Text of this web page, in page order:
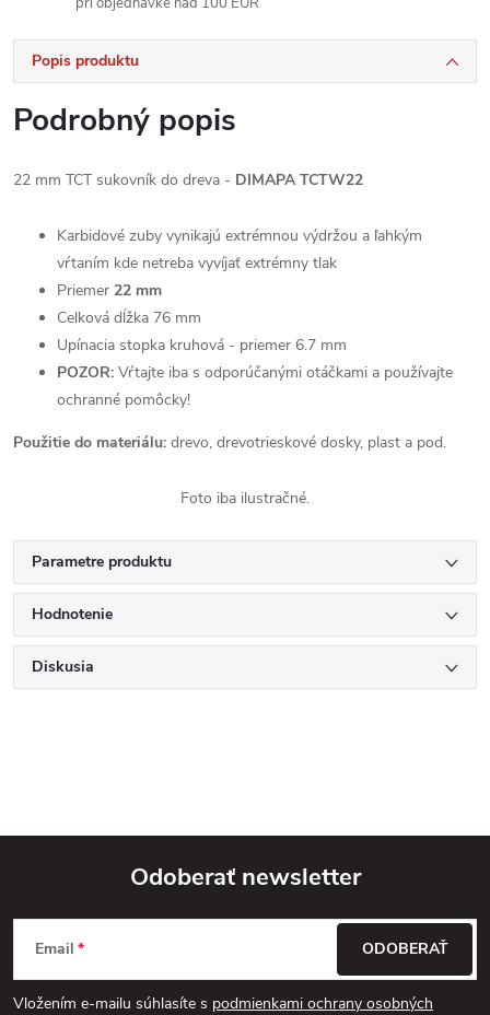
Popis produktu
Podrobný popis
22 mm TCT sukovník do dreva - DIMAPA TCTW22
Karbidové zuby vynikajú extrémnou výdržou a ľahkým
vŕtaním kde netreba vyvíjať extrémny tlak
Priemer 22 mm
Celková dĺžka 76 mm
Upínacia stopka kruhová - priemer 6.7 mm
POZOR: Vŕtajte iba s odporúčanými otáčkami a používajte
ochranné pomôcky!
Použitie do materiálu: drevo, drevotrieskové dosky, plast a pod.
Foto iba ilustračné.
Parametre produktu
Hodnotenie
Diskusia
Z
á
Odoberať newsletter
Email
Vložením e-mailu súhlasíte s podmienkami ochrany osobných
ODOBERAŤ